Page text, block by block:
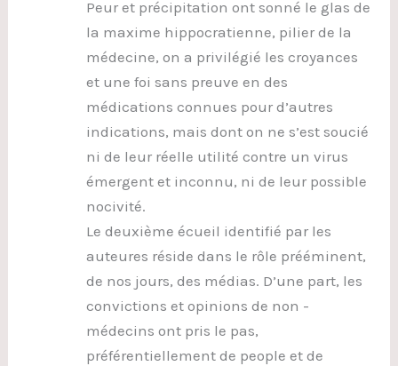
Peur et précipitation ont sonné le glas de
la maxime hippocratienne, pilier de la
médecine, on a privilégié les croyances
et une foi sans preuve en des
médications connues pour d’autres
indications, mais dont on ne s’est soucié
ni de leur réelle utilité contre un virus
émergent et inconnu, ni de leur possible
nocivité.
Le deuxième écueil identifié par les
auteures réside dans le rôle prééminent,
de nos jours, des médias. D’une part, les
convictions et opinions de non -
médecins ont pris le pas,
préférentiellement de people et de